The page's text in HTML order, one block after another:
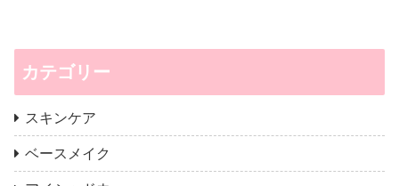
カテゴリー
スキンケア
ベースメイク